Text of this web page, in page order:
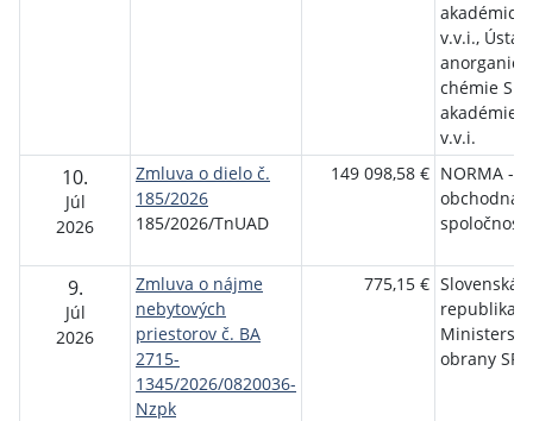
akadémice
v.v.i., Ústav
chémie
akadémie
v.v.i.
10.
Júl
2026
Zmluva o dielo č.
185/2026
185/2026/TnUAD
149 098,58 € NORMA -
obchodná
9.
Júl
2026
Zmluva o nájme
nebytových
priestorov č. BA
2715-
1345/2026/0820036-
Nzpk
775,15 € Slovenská
republika -
obrany SR